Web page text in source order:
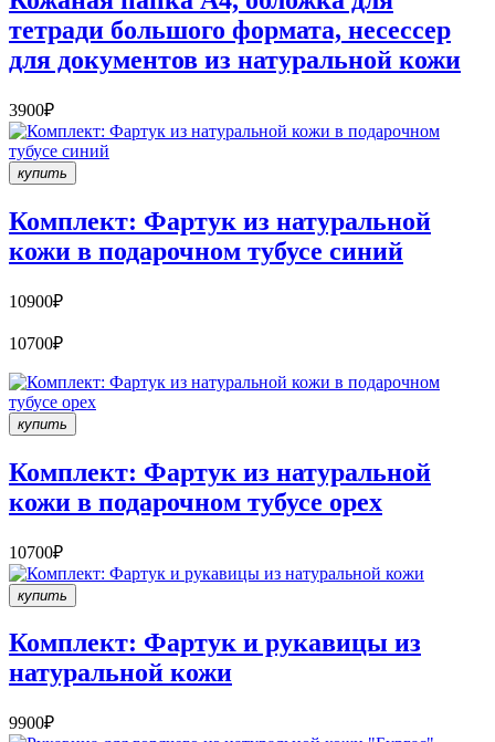
тетради большого формата, несессер
для документов из натуральной кожи
3900₽
купить
Комплект: Фартук из натуральной
кожи в подарочном тубусе синий
10900₽
10700₽
купить
Комплект: Фартук из натуральной
кожи в подарочном тубусе орех
10700₽
купить
Комплект: Фартук и рукавицы из
натуральной кожи
9900₽